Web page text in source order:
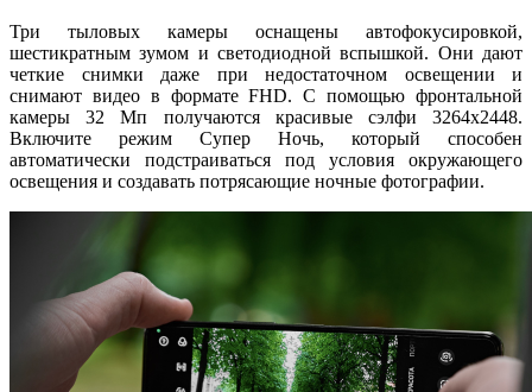
Три тыловых камеры оснащены автофокусировкой,
шестикратным зумом и светодиодной вспышкой. Они дают
четкие снимки даже при недостаточном освещении и
снимают видео в формате FHD. С помощью фронтальной
камеры 32 Мп получаются красивые сэлфи 3264х2448.
Включите режим Супер Ночь, который способен
автоматически подстраиваться под условия окружающего
освещения и создавать потрясающие ночные фотографии.